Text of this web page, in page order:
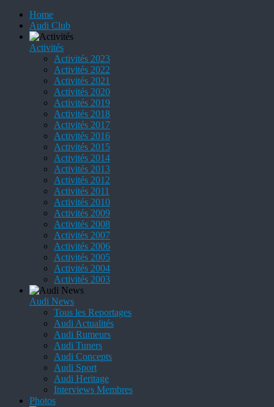
Home
Audi Club
Activités
Activités 2023
Activités 2022
Activités 2021
Activités 2020
Activités 2019
Activités 2018
Activités 2017
Activités 2016
Activités 2015
Activités 2014
Activités 2013
Activités 2012
Activités 2011
Activités 2010
Activités 2009
Activités 2008
Activités 2007
Activités 2006
Activités 2005
Activités 2004
Activités 2003
Audi News
Tous les Reportages
Audi Actualités
Audi Rumeurs
Audi Tuners
Audi Concepts
Audi Sport
Audi Heritage
Interviews Membres
Photos